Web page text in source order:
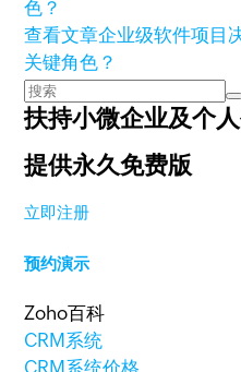
查看文章企业级软件项目
关键角色？
扶持小微企业及个人
提供永久免费版
立即注册
预约演示
Zoho百科
CRM系统